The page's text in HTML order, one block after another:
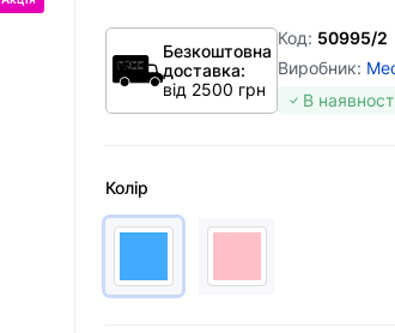
Безкоштовна
доставка:
від 2500 грн
Код: 50995/2
Виробник:
В
Колір